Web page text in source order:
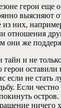
герои еще
выясняют
из них,
отношения
они же
и не
герои
если не стать
Если
ничего